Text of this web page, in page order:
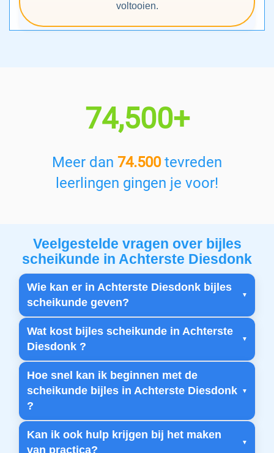
voltooien.
74,500+
Meer dan 74.500tevreden
leerlingen gingen je voor!
Veelgestelde vragen over bijles
scheikunde in Achterste Diesdonk
Wie kan er in Achterste Diesdonk bijles
scheikunde geven?
Wat kost bijles scheikunde in Achterste
Diesdonk ?
Hoe snel kan ik beginnen met de
scheikunde bijles in Achterste Diesdonk
?
Kan ik ook hulp krijgen bij het maken
van practica?